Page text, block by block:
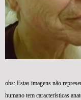
obs: Estas imagens não
humano tem características